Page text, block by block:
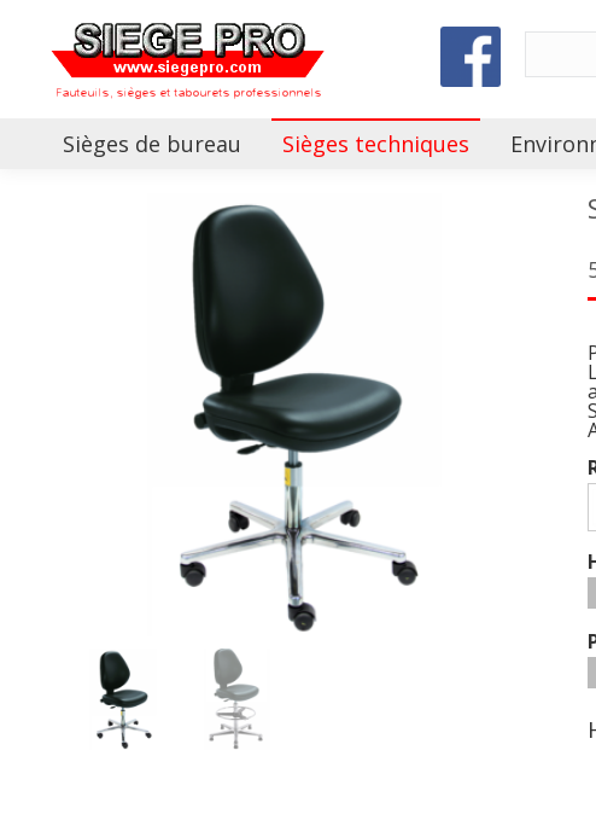
Sièges de bureau Sièges techniques